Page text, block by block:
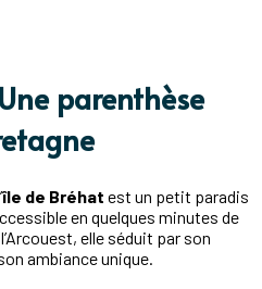
parenthèse
île de Bréhat est un petit paradis
en quelques minutes de
elle séduit par son
ambiance unique.